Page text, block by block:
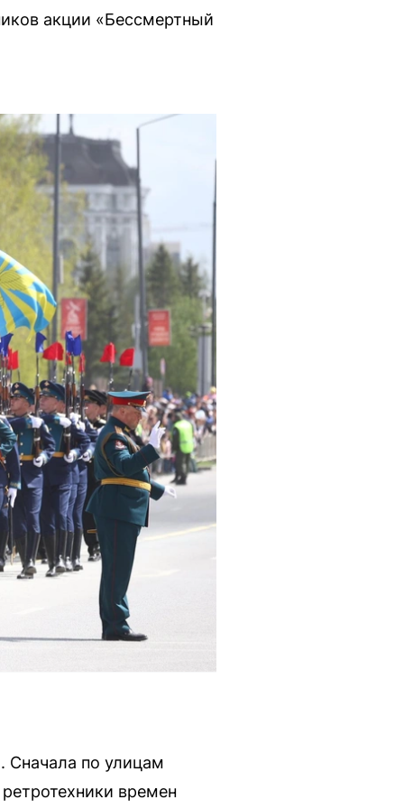
акции «Бессмертный
Сначала по улицам
времен